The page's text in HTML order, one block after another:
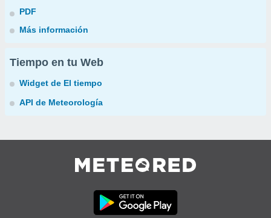
PDF
Más información
Tiempo en tu Web
Widget de El tiempo
API de Meteorología